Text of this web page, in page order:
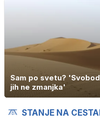
Sam po svetu?
jih ne zmanjka'
STANJE NA